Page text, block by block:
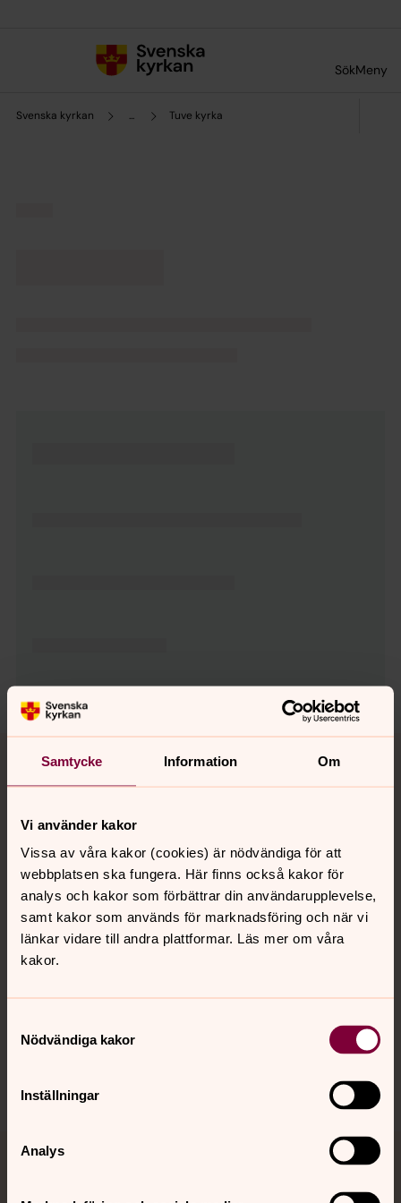
Samtycke Information Om
Vi använder kakor
Vissa av våra kakor (cookies) är nödvändiga för att
webbplatsen ska fungera. Här finns också kakor för
analys och kakor som förbättrar din användarupplevelse,
samt kakor som används för marknadsföring och när vi
länkar vidare till andra plattformar. Läs mer om våra
kakor.
Nödvändiga kakor
Inställningar
Analys
SökMeny
Svenska kyrkan ... Tuve kyrka
Tillbaka till toppen
Tillbaka till innehållet
Kontakt
Kalender
Hitta snabbt
Sociala kanaler